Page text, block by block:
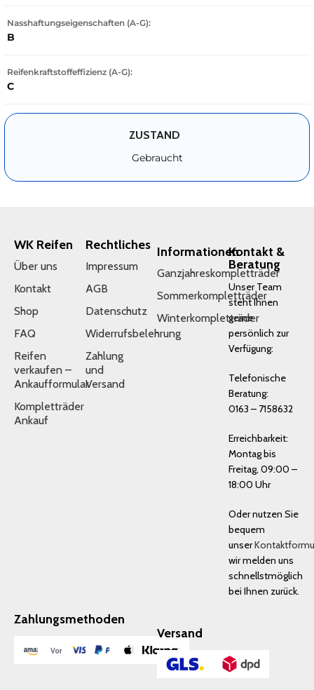
Nasshaftungseigenschaften (A-G):
B
Reifenkraftstoffeffizienz (A-G):
C
ZUSTAND
Gebraucht
WK Reifen
Über uns
Kontakt
Shop
FAQ
Reifen
verkaufen –
Ankaufformular
Kompletträder
Ankauf
Rechtliches
Impressum
AGB
Datenschutz
Widerrufsbelehrung
Zahlung
und
Versand
Informationen
Ganzjahreskompletträder
Sommerkompletträder
Winterkompletträder
Kontakt &
Beratung
Unser Team
steht Ihnen
gerne
persönlich zur
Verfügung:
Telefonische
Beratung:
0163 – 7158632
Erreichbarkeit:
Montag bis
Freitag, 09:00 –
18:00 Uhr
Oder nutzen Sie
bequem
unser
wir melden uns
schnellstmöglich
bei Ihnen zurück.
Zahlungsmethoden
Versand